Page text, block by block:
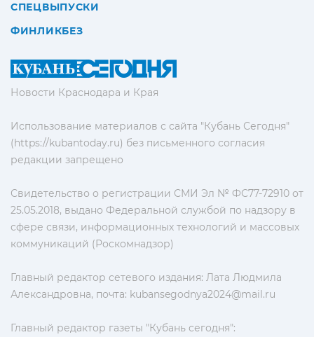
Новости Краснодара и Края
Использование материалов с сайта "Кубань Сегодня"
(https://kubantoday.ru) без письменного согласия
редакции запрещено
Свидетельство о регистрации СМИ Эл № ФС77-72910 от
25.05.2018, выдано Федеральной службой по надзору в
сфере связи, информационных технологий и массовых
коммуникаций (Роскомнадзор)
Главный редактор сетевого издания: Лата Людмила
Александровна, почта: kubansegodnya2024@mail.ru
Главный редактор газеты "Кубань сегодня":
СПЕЦВЫПУСКИ
ФИНЛИКБЕЗ